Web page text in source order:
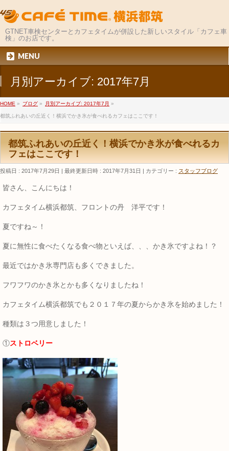
GTNET車検センターとカフェタイムが併設した新しいスタイル「カフェ車
検」のお店です。
MENU
月別アーカイブ: 2017年7月
HOME » ブログ » 月別アーカイブ: 2017年7月 »
都筑ふれあいの丘近く！横浜でかき氷が食べれるカフェはここです！
都筑ふれあいの丘近く！横浜でかき氷が食べれるカ
フェはここです！
投稿日 : 2017年7月29日 最終更新日時 : 2017年7月31日 カテゴリー : スタッフブログ
皆さん、こんにちは！
カフェタイム横浜都筑、フロントの丹 洋平です！
夏ですね～！
夏に無性に食べたくなる食べ物といえば、、、かき氷ですよね！？
最近ではかき氷専門店も多くできました。
フワフワのかき氷とかも多くなりましたね！
カフェタイム横浜都筑でも２０１７年の夏からかき氷を始めました！
種類は３つ用意しました！
①ストロベリー